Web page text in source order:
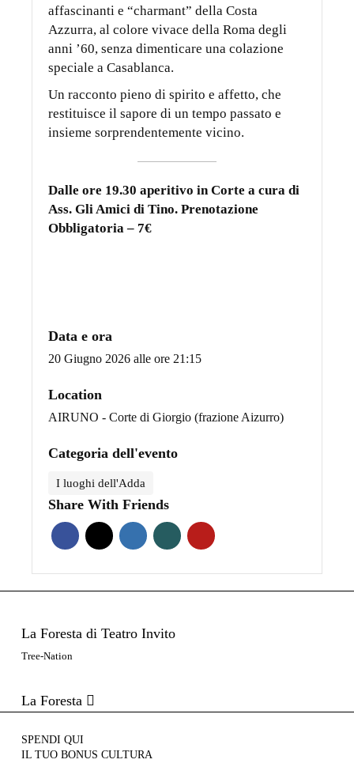
affascinanti e “charmant” della Costa
Azzurra, al colore vivace della Roma degli
anni ’60, senza dimenticare una colazione
speciale a Casablanca.
Un racconto pieno di spirito e affetto, che
restituisce il sapore di un tempo passato e
insieme sorprendentemente vicino.
Dalle ore 19.30 aperitivo in Corte a cura di
Ass. Gli Amici di Tino. Prenotazione
Obbligatoria – 7€
Data e ora
20 Giugno 2026 alle ore 21:15
Location
AIRUNO - Corte di Giorgio (frazione Aizurro)
Categoria dell'evento
I luoghi dell'Adda
Share With Friends
La Foresta di Teatro Invito
Tree-Nation
La Foresta
SPENDI QUI
IL TUO BONUS CULTURA